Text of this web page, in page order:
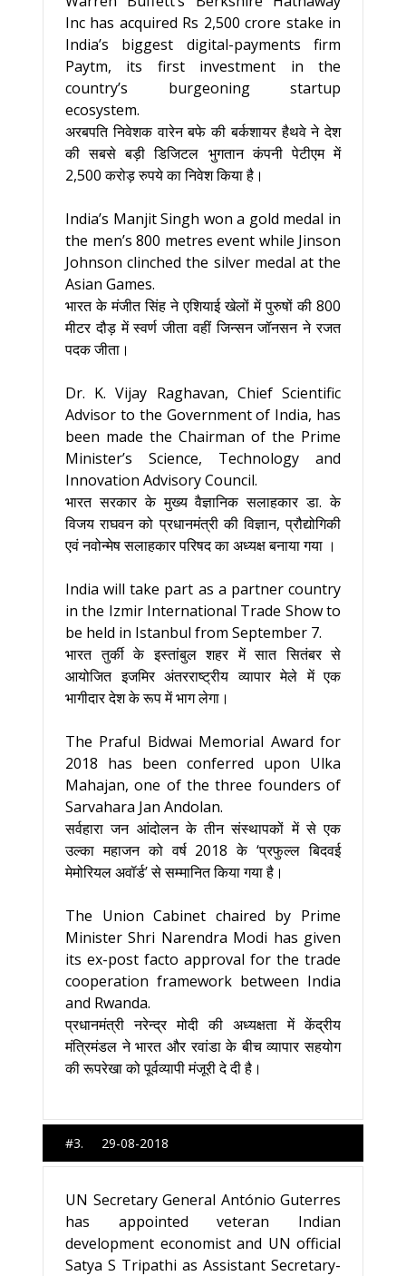
Inc has acquired Rs 2,500 crore stake in
India’s biggest digital-payments firm
Paytm, its first investment in the
country’s burgeoning startup
ecosystem.
अरबपति निवेशक वारेन बफे की बर्कशायर हैथवे ने देश
की सबसे बड़ी डिजिटल भुगतान कंपनी पेटीएम में
2,500 करोड़ रुपये का निवेश किया है।
India’s Manjit Singh won a gold medal in
the men’s 800 metres event while Jinson
Johnson clinched the silver medal at the
Asian Games.
भारत के मंजीत सिंह ने एशियाई खेलों में पुरुषों की 800
मीटर दौड़ में स्वर्ण जीता वहीं जिन्सन जॉनसन ने रजत
पदक जीता।
Dr. K. Vijay Raghavan, Chief Scientific
Advisor to the Government of India, has
been made the Chairman of the Prime
Minister’s Science, Technology and
Innovation Advisory Council.
भारत सरकार के मुख्य वैज्ञानिक सलाहकार डा. के
विजय राघवन को प्रधानमंत्री की विज्ञान, प्रौद्योगिकी
एवं नवोन्मेष सलाहकार परिषद का अध्यक्ष बनाया गया ।
India will take part as a partner country
in the Izmir International Trade Show to
be held in Istanbul from September 7.
भारत तुर्की के इस्तांबुल शहर में सात सितंबर से
आयोजित इजमिर अंतरराष्ट्रीय व्यापार मेले में एक
भागीदार देश के रूप में भाग लेगा।
The Praful Bidwai Memorial Award for
2018 has been conferred upon Ulka
Mahajan, one of the three founders of
Sarvahara Jan Andolan.
सर्वहारा जन आंदोलन के तीन संस्थापकों में से एक
उल्का महाजन को वर्ष 2018 के ‘प्रफुल्ल बिदवई
मेमोरियल अवॉर्ड’ से सम्मानित किया गया है।
The Union Cabinet chaired by Prime
Minister Shri Narendra Modi has given
its ex-post facto approval for the trade
cooperation framework between India
and Rwanda.
प्रधानमंत्री नरेन्‍द्र मोदी की अध्‍यक्षता में केंद्रीय
मंत्रिमंडल ने भारत और रवांडा के बीच व्‍यापार सहयोग
की रूपरेखा को पूर्वव्‍यापी मंजूरी दे दी है।
#3. 29-08-2018
UN Secretary General António Guterres
has appointed veteran Indian
development economist and UN official
Satya S Tripathi as Assistant Secretary-